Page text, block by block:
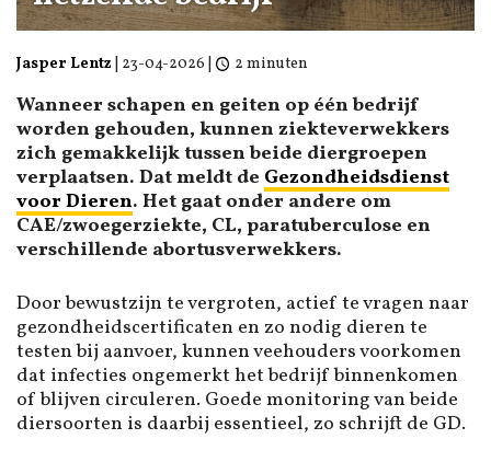
Jasper Lentz 23-04-2026 2 minuten
Wanneer schapen en geiten op één bedrijf
worden gehouden, kunnen ziekteverwekkers
zich gemakkelijk tussen beide diergroepen
verplaatsen. Dat meldt de Gezondheidsdienst
voor Dieren. Het gaat onder andere om
CAE/zwoegerziekte, CL, paratuberculose en
verschillende abortusverwekkers.
Door bewustzijn te vergroten, actief te vragen naar
gezondheidscertificaten en zo nodig dieren te
testen bij aanvoer, kunnen veehouders voorkomen
dat infecties ongemerkt het bedrijf binnenkomen
of blijven circuleren. Goede monitoring van beide
diersoorten is daarbij essentieel, zo schrijft de GD.